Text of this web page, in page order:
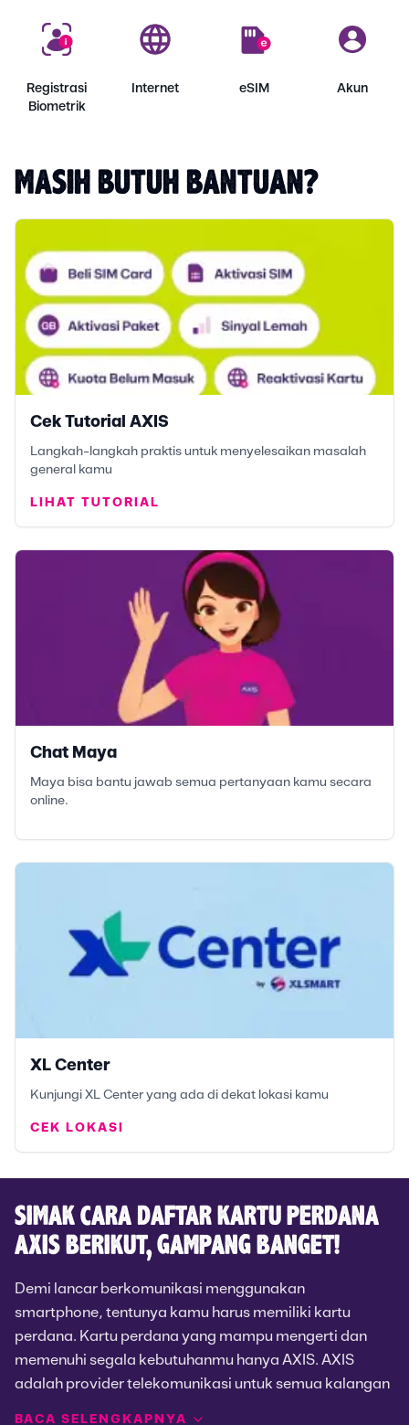
Registrasi
Biometrik
Internet eSIM Akun
MASIH BUTUH BANTUAN?
Cek Tutorial AXIS
Langkah-langkah praktis untuk menyelesaikan masalah
general kamu
LIHAT TUTORIAL
Chat Maya
Maya bisa bantu jawab semua pertanyaan kamu secara
online.
XL Center
Kunjungi XL Center yang ada di dekat lokasi kamu
CEK LOKASI
SIMAK CARA DAFTAR KARTU PERDANA
AXIS BERIKUT, GAMPANG BANGET!
Demi lancar berkomunikasi menggunakan
smartphone, tentunya kamu harus memiliki kartu
perdana. Kartu perdana yang mampu mengerti dan
memenuhi segala kebutuhanmu hanya AXIS. AXIS
adalah provider telekomunikasi untuk semua kalangan
BACA SELENGKAPNYA